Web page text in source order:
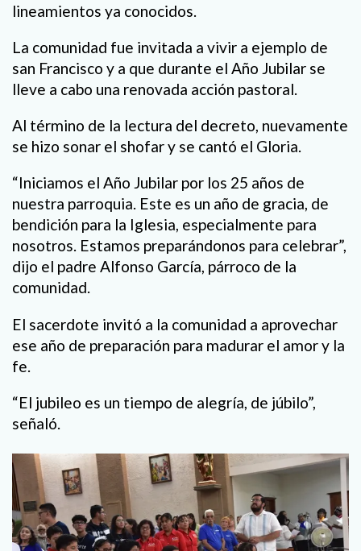
lineamientos ya conocidos.
La comunidad fue invitada a vivir a ejemplo de
san Francisco y a que durante el Año Jubilar se
lleve a cabo una renovada acción pastoral.
Al término de la lectura del decreto, nuevamente
se hizo sonar el shofar y se cantó el Gloria.
“Iniciamos el Año Jubilar por los 25 años de
nuestra parroquia. Este es un año de gracia, de
bendición para la Iglesia, especialmente para
nosotros. Estamos preparándonos para celebrar”,
dijo el padre Alfonso García, párroco de la
comunidad.
El sacerdote invitó a la comunidad a aprovechar
ese año de preparación para madurar el amor y la
fe.
“El jubileo es un tiempo de alegría, de júbilo”,
señaló.